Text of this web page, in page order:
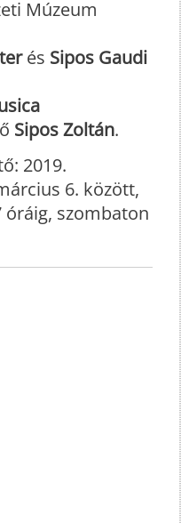
Múzeum
és Sipos Gaudi
Sipos Zoltán.
2019.
6. között,
óráig, szombaton